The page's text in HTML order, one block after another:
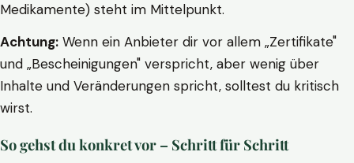
Medikamente) steht im Mittelpunkt.
Achtung: Wenn ein Anbieter dir vor allem „Zertifikate"
und „Bescheinigungen" verspricht, aber wenig über
Inhalte und Veränderungen spricht, solltest du kritisch
wirst.
So gehst du konkret vor – Schritt für Schritt